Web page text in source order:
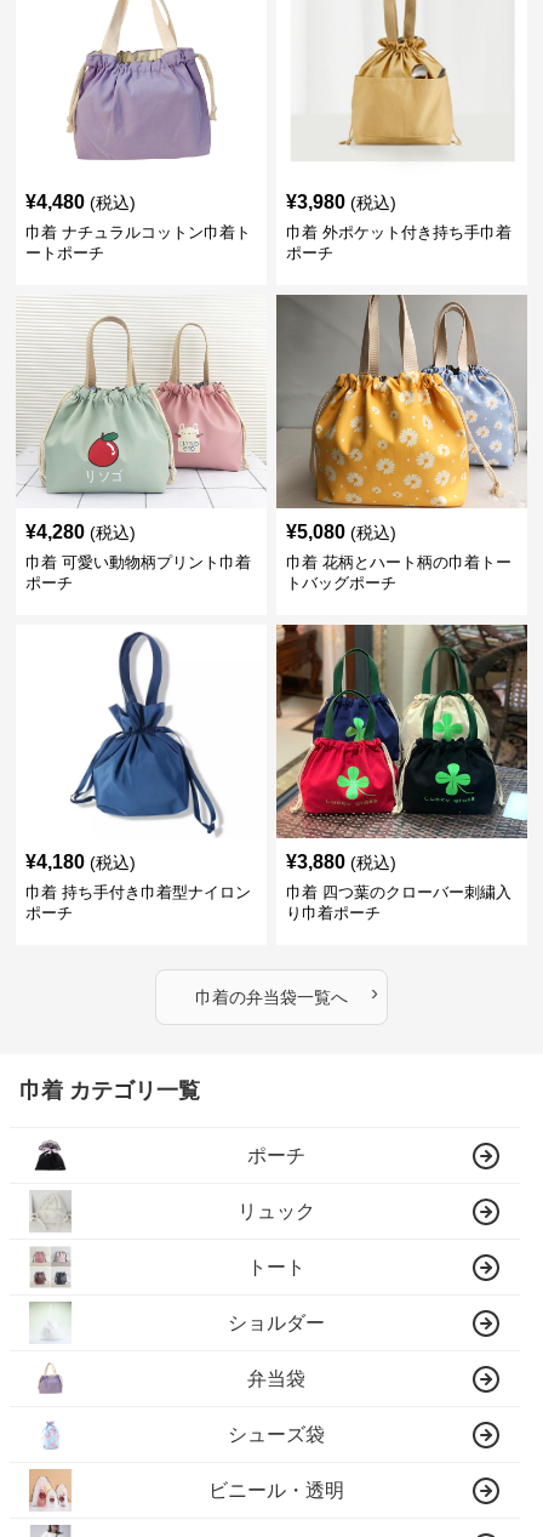
¥4,480 (税込)
巾着 ナチュラルコットン巾着ト
ートポーチ
¥3,980 (税込)
巾着 外ポケット付き持ち手巾着
ポーチ
¥4,280 (税込)
巾着 可愛い動物柄プリント巾着
ポーチ
¥5,080 (税込)
巾着 花柄とハート柄の巾着トー
トバッグポーチ
¥4,180 (税込)
巾着 持ち手付き巾着型ナイロン
ポーチ
¥3,880 (税込)
巾着 四つ葉のクローバー刺繍入
り巾着ポーチ
巾着の弁当袋一覧へ ›
巾着 カテゴリ一覧
ポーチ
リュック
トート
ショルダー
弁当袋
シューズ袋
ビニール・透明